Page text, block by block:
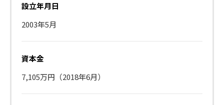
設立年月日
2003年5月
資本金
7,105万円（2018年6月）